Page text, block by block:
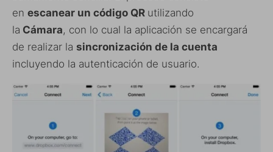
en escanear un código QR utilizando
la Cámara, con lo cual la aplicación se encargará
de realizar la sincronización de la cuenta
incluyendo la autenticación de usuario.